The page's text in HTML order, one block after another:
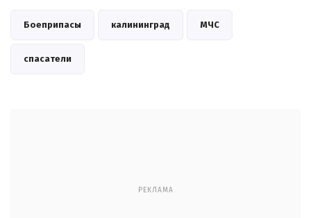
Боеприпасы калининград МЧС
спасатели
РЕКЛАМА